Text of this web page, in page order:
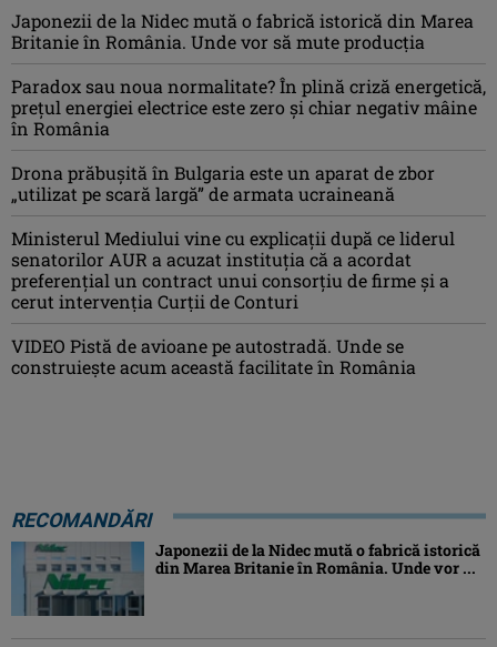
Japonezii de la Nidec mută o fabrică istorică din Marea
Britanie în România. Unde vor să mute producția
Paradox sau noua normalitate? În plină criză energetică,
prețul energiei electrice este zero și chiar negativ mâine
în România
Drona prăbuşită în Bulgaria este un aparat de zbor
„utilizat pe scară largă” de armata ucraineană
Ministerul Mediului vine cu explicații după ce liderul
senatorilor AUR a acuzat instituția că a acordat
preferențial un contract unui consorțiu de firme și a
cerut intervenția Curții de Conturi
VIDEO Pistă de avioane pe autostradă. Unde se
construiește acum această facilitate în România
RECOMANDĂRI
Japonezii de la Nidec mută o fabrică istorică
din Marea Britanie în România. Unde vor ...